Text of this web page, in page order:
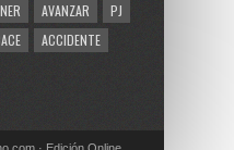
AVANZAR
PJ
ACCIDENTE